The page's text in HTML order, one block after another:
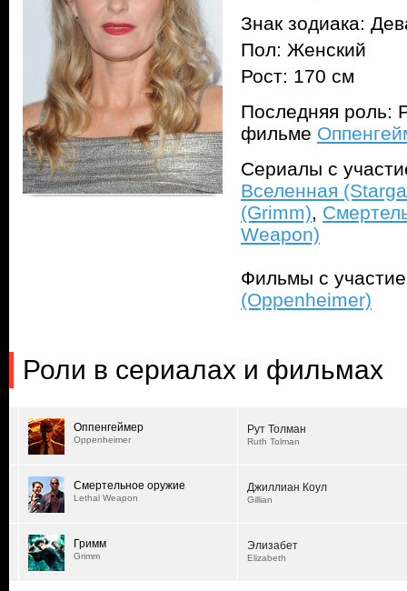
Знак зодиака:
Пол: Женский
Рост: 170 см
Последняя роль:
фильме
Сериалы с
Вселенная
(Grimm),
Weapon)
Фильмы с
(Oppenheimer)
Роли в сериалах и фильмах
Оппенгеймер
Oppenheimer
Рут Толман
Ruth Tolman
Смертельное оружие
Lethal Weapon
Джиллиан Коул
Gillian
Гримм
Grimm
Элизабет
Elizabeth